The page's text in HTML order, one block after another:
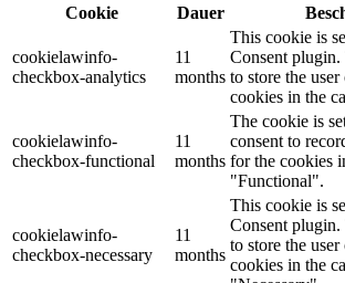
Cookie
Dauer
cookielawinfo-
checkbox-analytics
11
months
This cookie is
Consent plugin.
to store the
cookies in the
cookielawinfo-
checkbox-functional
11
months
The cookie is
consent to
for the cookies
"Functional".
cookielawinfo-
checkbox-necessary
11
months
This cookie is
Consent plugin.
to store the
cookies in the